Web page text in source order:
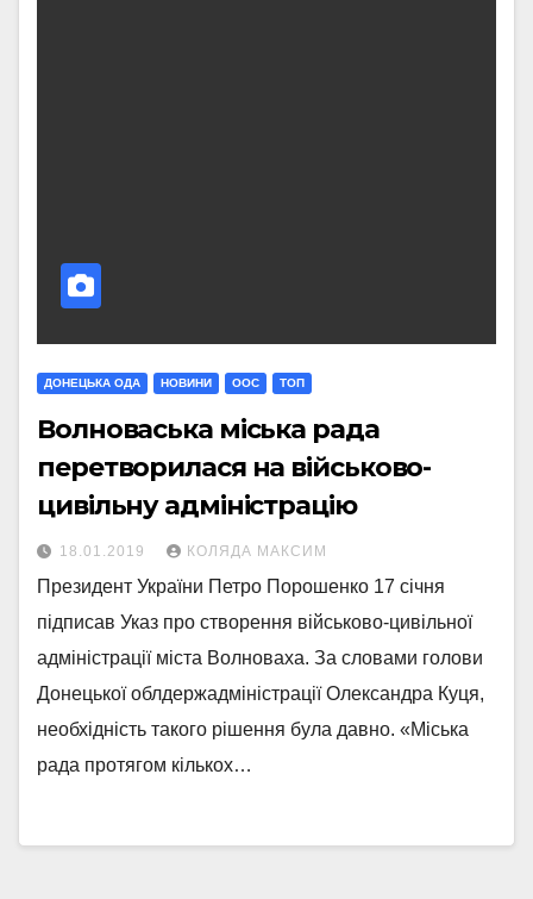
ДОНЕЦЬКА ОДА НОВИНИ ООС ТОП
Волноваська міська рада
перетворилася на військово-
цивільну адміністрацію
18.01.2019 КОЛЯДА МАКСИМ
Президент України Петро Порошенко 17 січня
підписав Указ про створення військово-цивільної
адміністрації міста Волноваха. За словами голови
Донецької облдержадміністрації Олександра Куця,
необхідність такого рішення була давно. «Міська
рада протягом кількох…